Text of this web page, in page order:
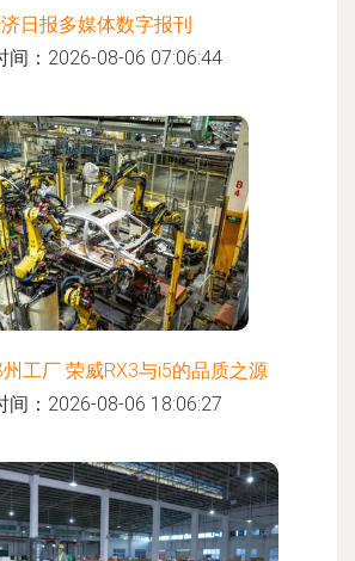
日报多媒体数字报刊
间：2026-08-06 07:06:44
工厂 荣威RX3与i5的品质之源
间：2026-08-06 18:06:27